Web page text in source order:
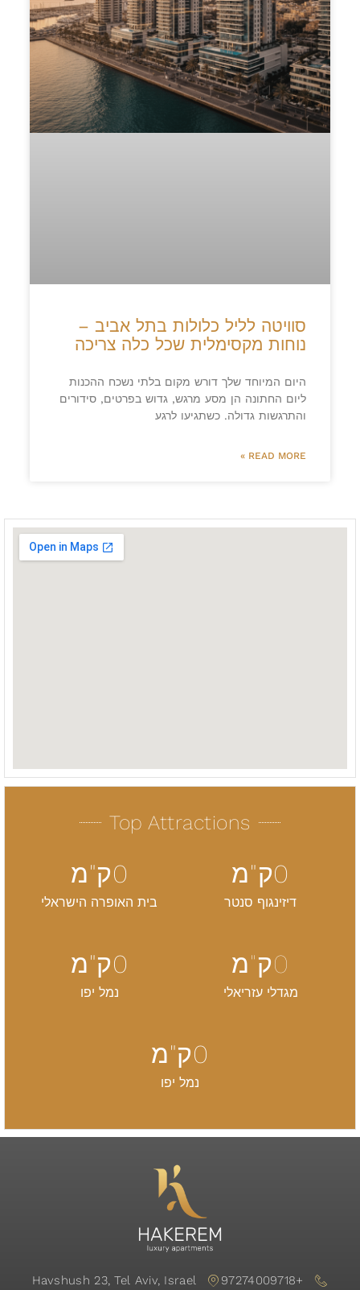
סוויטה לליל כלולות בתל אביב –
נוחות מקסימלית שכל כלה צריכה
היום המיוחד שלך דורש מקום בלתי נשכח ההכנות
ליום החתונה הן מסע מרגש, גדוש בפרטים, סידורים
והתרגשות גדולה. כשתגיעו לרגע
READ MORE »
Top Attractions
דיזינגוף סנטר
0ק"מ
בית האופרה הישראלי
0ק"מ
מגדלי עזריאלי
0ק"מ
נמל יפו
0ק"מ
נמל יפו
0ק"מ
+97274009718
Havshush 23, Tel Aviv, Israel